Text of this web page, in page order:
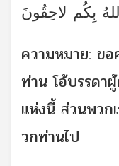
بِكُم لاحِقُونَ
ความหมาย: ข
ท่าน โอ้บรรดา
แห่งนี้ ส่วนพวก
วกท่านไป